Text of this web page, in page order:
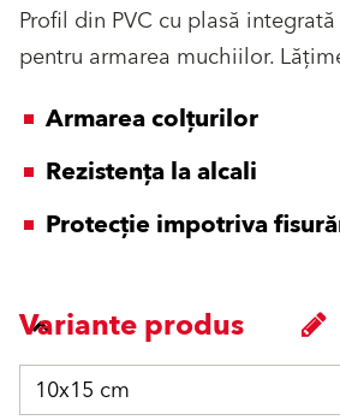
Profil din PVC cu plasă
pentru armarea muchiilor.
Armarea colțurilor
Rezistența la alcali
Protecție impotriva
Variante produs
10x15 cm